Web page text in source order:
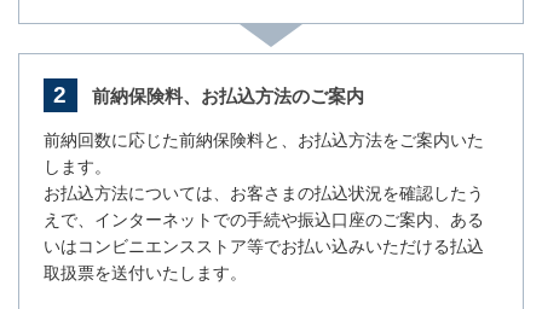
2 前納保険料、お払込方法のご案内
前納回数に応じた前納保険料と、お払込方法をご案内いた
します。
お払込方法については、お客さまの払込状況を確認したう
えで、インターネットでの手続や振込口座のご案内、ある
いはコンビニエンスストア等でお払い込みいただける払込
取扱票を送付いたします。